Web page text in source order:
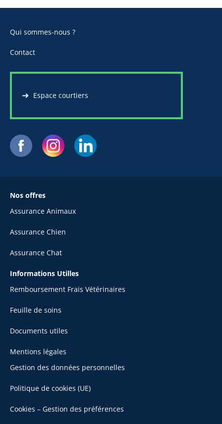
Qui sommes-nous ?
Contact
Espace courtiers
Nos offres
Assurance Animaux
Assurance Chien
Assurance Chat
Informations Utilles
Remboursement Frais Vétérinaires
Feuille de soins
Documents utiles
Mentions légales
Gestion des données personnelles
Politique de cookies (UE)
Cookies – Gestion des préférences